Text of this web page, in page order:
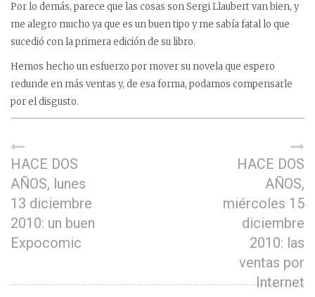
Por lo demás, parece que las cosas son Sergi Llaubert van bien, y
me alegro mucho ya que es un buen tipo y me sabía fatal lo que
sucedió con la primera edición de su libro.
Hemos hecho un esfuerzo por mover su novela que espero
redunde en más ventas y, de esa forma, podamos compensarle
por el disgusto.
HACE DOS
AÑOS, lunes
13 diciembre
2010: un buen
Expocomic
HACE DOS
AÑOS,
miércoles 15
diciembre
2010: las
ventas por
Internet